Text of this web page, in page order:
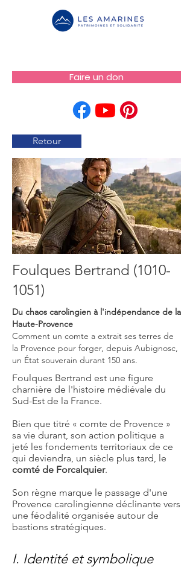
Faire un don
Retour
Foulques Bertrand (1010-
1051)
Du chaos carolingien à l'indépendance de la
Haute-Provence
Comment un comte a extrait ses terres de
la Provence pour forger, depuis Aubignosc,
un État souverain durant 150 ans.
Foulques Bertrand est une figure
charnière de l'histoire médiévale du
Sud-Est de la France.
Bien que titré « comte de Provence »
sa vie durant, son action politique a
jeté les fondements territoriaux de ce
qui deviendra, un siècle plus tard, le
comté de Forcalquier.
Son règne marque le passage d'une
Provence carolingienne déclinante vers
une féodalité organisée autour de
bastions stratégiques.
I. Identité et symbolique